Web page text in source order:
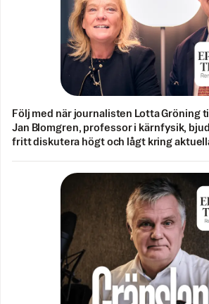
Följ med när journalisten Lotta Gröning
Jan Blomgren, professor i kärnfysik,
fritt diskutera högt och lågt kring